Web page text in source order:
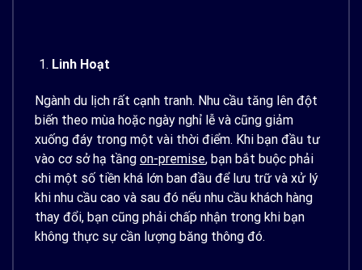
Linh Hoạt
Ngành du lịch rất cạnh tranh. Nhu cầu tăng lên đột
biến theo mùa hoặc ngày nghỉ lễ và cũng giảm
xuống đáy trong một vài thời điểm. Khi bạn đầu tư
vào cơ sở hạ tầng on-premise, bạn bắt buộc phải
chi một số tiền khá lớn ban đầu để lưu trữ và xử lý
khi nhu cầu cao và sau đó nếu nhu cầu khách hàng
thay đổi, bạn cũng phải chấp nhận trong khi bạn
không thực sự cần lượng băng thông đó.